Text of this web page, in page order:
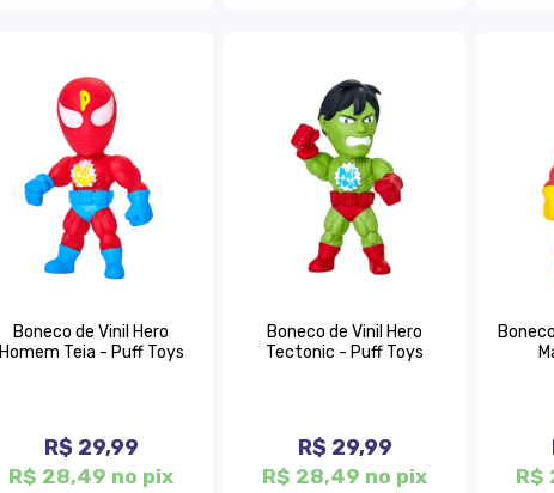
Boneco de Vinil Hero
Homem Teia - Puff Toys
R$ 29,99
R$ 28,49 no pix
Boneco de Vinil Hero
Tectonic - Puff Toys
R$ 29,99
R$ 28,49 no pix R$